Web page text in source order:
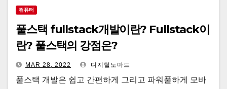
컴퓨터
풀스택 fullstack개발이란? Fullstack이
란? 풀스택의 강점은?
MAR 28, 2022 디지털노마드
풀스택 개발은 쉽고 간편하게 그리고 파워풀하게 모바